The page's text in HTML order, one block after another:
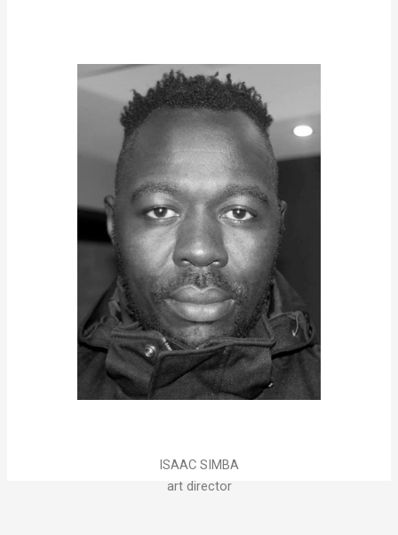
ISAAC SIMBA
art director